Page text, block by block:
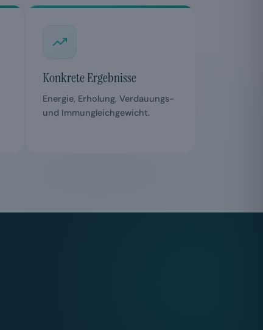
Konkrete Ergebnisse
Energie, Erholung, Verdauungs-
und Immungleichgewicht.